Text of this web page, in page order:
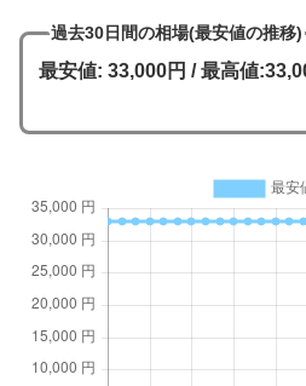
過去30日間の相場(最安値の推移)
最安値: 33,000円 / 最高値